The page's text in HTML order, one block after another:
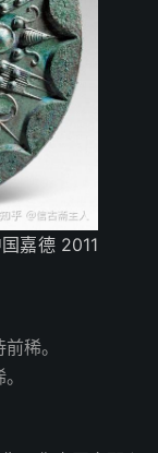
嘉德 2011
稀。